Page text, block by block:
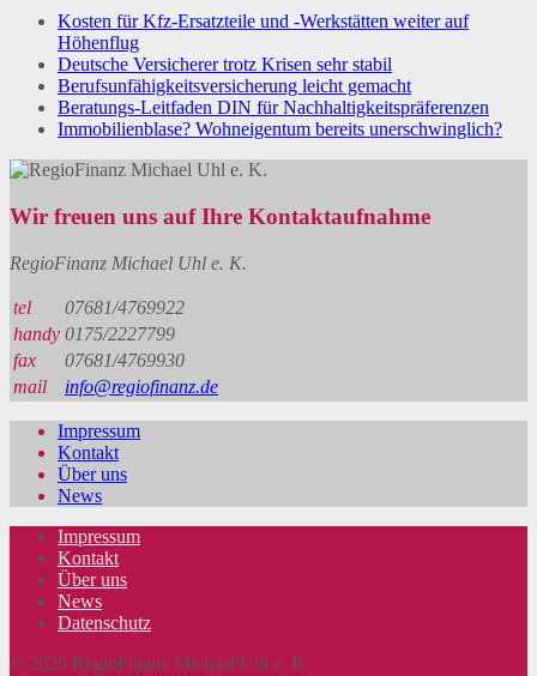
Kosten für Kfz-Ersatzteile und -Werkstätten weiter auf
Höhenflug
Deutsche Versicherer trotz Krisen sehr stabil
Berufsunfähigkeitsversicherung leicht gemacht
Beratungs-Leitfaden DIN für Nachhaltigkeitspräferenzen
Immobilienblase? Wohneigentum bereits unerschwinglich?
Wir freuen uns auf Ihre Kontaktaufnahme
RegioFinanz Michael Uhl e. K.
tel
07681/4769922
handy 0175/2227799
fax
07681/4769930
mail
info@regiofinanz.de
Impressum
Kontakt
Über uns
News
Impressum
Kontakt
Über uns
News
Datenschutz
© 2026 RegioFinanz Michael Uhl e. K.